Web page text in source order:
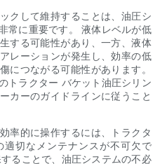
クして維持することは、油圧シ
常に重要です。 液体レベルが低
する可能性があり、一方、液体
レーションが発生し、効率の低
につながる可能性があります。
トラクター バケット油圧シリン
カーのガイドラインに従うこと
率的に操作するには、トラクタ
切なメンテナンスが不可欠で
ることで、油圧システムの不必